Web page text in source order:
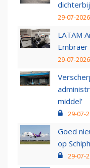
29-07-
LATAM
Embraer
29-07-
middel’
29-07-
Goed
op
29-07-